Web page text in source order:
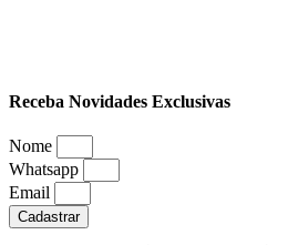
Receba Novidades Exclusivas
Nome
Whatsapp
Email
Cadastrar